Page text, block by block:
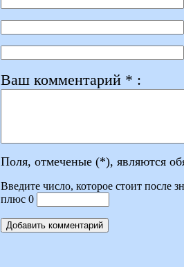
Ваш комментарий * :
Поля, отмеченые (*), являются
Введите число, которое стоит после
плюс 0